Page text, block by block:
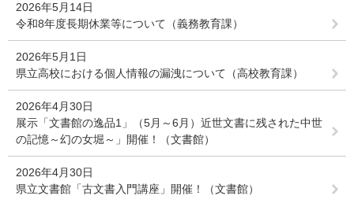
2026年5月14日
令和8年度長期休業等について（義務教育課）
2026年5月1日
県立高校における個人情報の漏洩について（高校教育課）
2026年4月30日
展示「文書館の逸品1」（5月～6月）近世文書に残された中世
の記憶～幻の女堀～」開催！（文書館）
2026年4月30日
県立文書館「古文書入門講座」開催！（文書館）